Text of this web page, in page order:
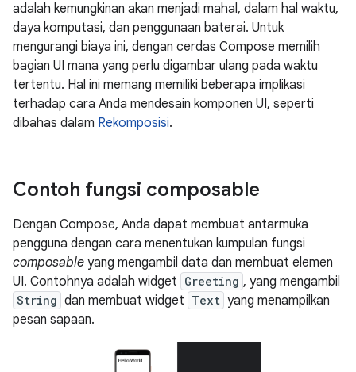
adalah kemungkinan akan menjadi mahal, dalam hal waktu,
daya komputasi, dan penggunaan baterai. Untuk
mengurangi biaya ini, dengan cerdas Compose memilih
bagian UI mana yang perlu digambar ulang pada waktu
tertentu. Hal ini memang memiliki beberapa implikasi
terhadap cara Anda mendesain komponen UI, seperti
dibahas dalam Rekomposisi.
Contoh fungsi composable
Dengan Compose, Anda dapat membuat antarmuka
pengguna dengan cara menentukan kumpulan fungsi
composable yang mengambil data dan membuat elemen
UI. Contohnya adalah widget Greeting , yang mengambil
String dan membuat widget Text yang menampilkan
pesan sapaan.